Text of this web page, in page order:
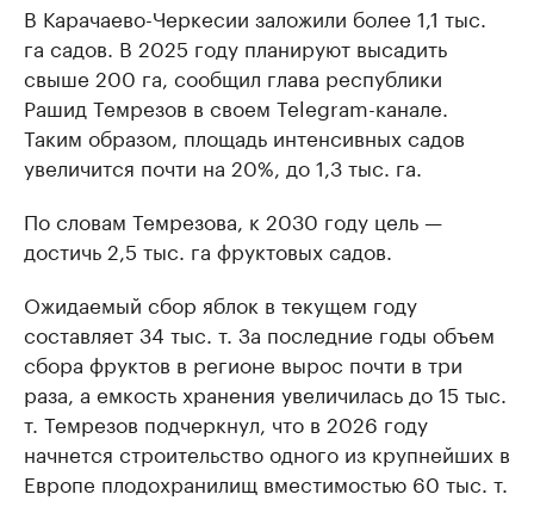
В Карачаево-Черкесии заложили более 1,1 тыс.
га садов. В 2025 году планируют высадить
свыше 200 га, сообщил глава республики
Рашид Темрезов в своем Telegram-канале.
Таким образом, площадь интенсивных cадов
увеличится почти на 20%, до 1,3 тыс. га.
По словам Темрезова, к 2030 году цель —
достичь 2,5 тыс. га фруктовых садов.
Ожидаемый сбор яблок в текущем году
составляет 34 тыс. т. За последние годы объем
сбора фруктов в регионе вырос почти в три
раза, а емкость хранения увеличилась до 15 тыс.
т. Темрезов подчеркнул, что в 2026 году
начнется строительство одного из крупнейших в
Европе плодохранилищ вместимостью 60 тыс. т.